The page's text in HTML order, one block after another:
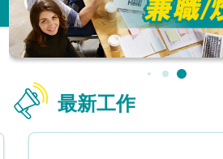
最新工作